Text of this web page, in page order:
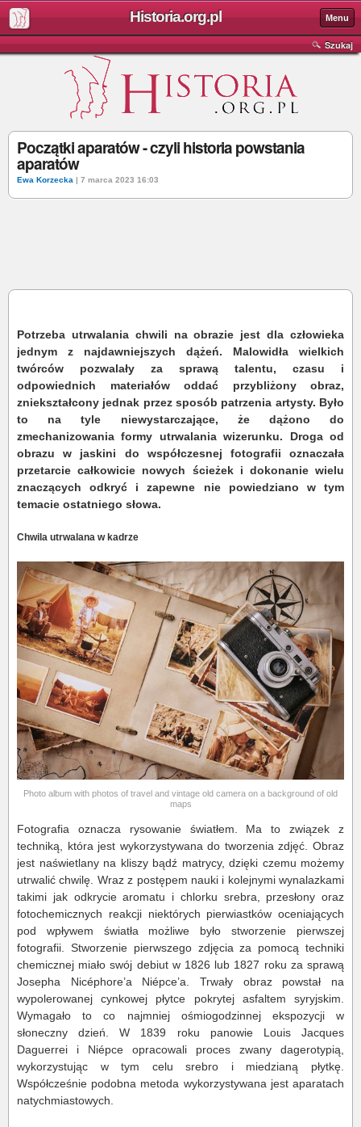
Historia.org.pl Menu
Szukaj
Początki aparatów - czyli historia powstania
aparatów
Ewa Korzecka | 7 marca 2023 16:03
Potrzeba utrwalania chwili na obrazie jest dla człowieka
jednym z najdawniejszych dążeń. Malowidła wielkich
twórców pozwalały za sprawą talentu, czasu i
odpowiednich materiałów oddać przybliżony obraz,
zniekształcony jednak przez sposób patrzenia artysty. Było
to na tyle niewystarczające, że dążono do
zmechanizowania formy utrwalania wizerunku. Droga od
obrazu w jaskini do współczesnej fotografii oznaczała
przetarcie całkowicie nowych ścieżek i dokonanie wielu
znaczących odkryć i zapewne nie powiedziano w tym
temacie ostatniego słowa.
Chwila utrwalana w kadrze
Photo album with photos of travel and vintage old camera on a background of old
maps
Fotografia oznacza rysowanie światłem. Ma to związek z
techniką, która jest wykorzystywana do tworzenia zdjęć. Obraz
jest naświetlany na kliszy bądź matrycy, dzięki czemu możemy
utrwalić chwilę. Wraz z postępem nauki i kolejnymi wynalazkami
takimi jak odkrycie aromatu i chlorku srebra, przesłony oraz
fotochemicznych reakcji niektórych pierwiastków oceniających
pod wpływem światła możliwe było stworzenie pierwszej
fotografii. Stworzenie pierwszego zdjęcia za pomocą techniki
chemicznej miało swój debiut w 1826 lub 1827 roku za sprawą
Josepha Nicéphore’a Niépce’a. Trwały obraz powstał na
wypolerowanej cynkowej płytce pokrytej asfaltem syryjskim.
Wymagało to co najmniej ośmiogodzinnej ekspozycji w
słoneczny dzień. W 1839 roku panowie Louis Jacques
Daguerrei i Niépce opracowali proces zwany dagerotypią,
wykorzystując w tym celu srebro i miedzianą płytkę.
Współcześnie podobna metoda wykorzystywana jest aparatach
natychmiastowych.